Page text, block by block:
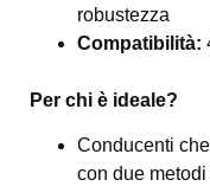
robustezza
Compatibilità:
Per chi è ideale?
Conducenti
con due